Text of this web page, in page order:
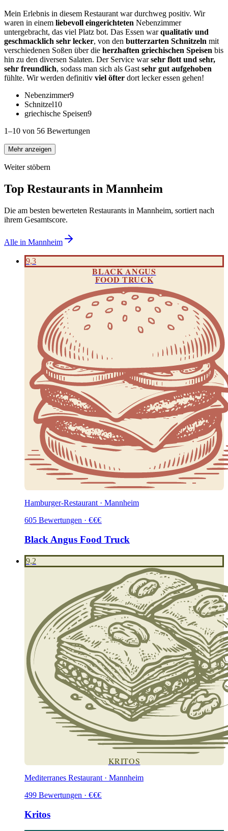
Mein Erlebnis in diesem Restaurant war durchweg positiv. Wir
waren in einem liebevoll eingerichteten Nebenzimmer
untergebracht, das viel Platz bot. Das Essen warqualitativ und
geschmacklich sehr lecker, von den butterzarten Schnitzeln mit
verschiedenen Soßen über die herzhaften griechischen Speisen bis
hin zu den diversen Salaten. Der Service warsehr flott und sehr,
sehr freundlich, sodass man sich als Gast sehr gut aufgehoben
fühlte. Wir werden definitiv viel öfter dort lecker essen gehen!
Nebenzimmer9
Schnitzel10
griechische Speisen9
1–10 von 56 Bewertungen
Mehr anzeigen
Weiter stöbern
Top Restaurants in Mannheim
Die am besten bewerteten Restaurants in Mannheim, sortiert nach
ihrem Gesamtscore.
Alle in Mannheim
9,3
BLACK ANGUS
FOOD TRUCK
Hamburger-Restaurant · Mannheim
605 Bewertungen · €€€
Black Angus Food Truck
9,2
KRITOS
Mediterranes Restaurant · Mannheim
499 Bewertungen · €€€
Kritos